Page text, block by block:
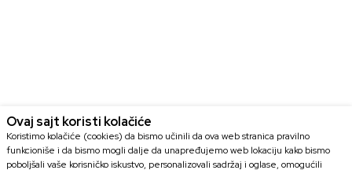
Ovaj sajt koristi kolačiće
Koristimo kolačiće (cookies) da bismo učinili da ova web stranica pravilno
funkcioniše i da bismo mogli dalje da unapređujemo web lokaciju kako bismo
poboljšali vaše korisničko iskustvo, personalizovali sadržaj i oglase, omogućili